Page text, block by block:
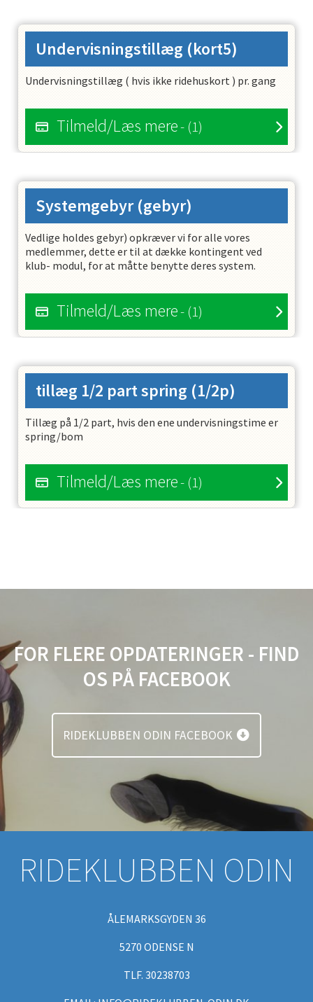
Undervisningstillæg (kort5)
Undervisningstillæg ( hvis ikke ridehuskort ) pr. gang
Tilmeld/Læs mere- (1)
Systemgebyr (gebyr)
Vedlige holdes gebyr) opkræver vi for alle vores
medlemmer, dette er til at dække kontingent ved
klub- modul, for at måtte benytte deres system.
Tilmeld/Læs mere- (1)
tillæg 1/2 part spring (1/2p)
Tillæg på 1/2 part, hvis den ene undervisningstime er
spring/bom
Tilmeld/Læs mere- (1)
FOR FLERE OPDATERINGER - FIND
OS PÅ FACEBOOK
RIDEKLUBBEN ODIN FACEBOOK
RIDEKLUBBEN ODIN
ÅLEMARKSGYDEN 36
5270 ODENSE N
TLF. 30238703